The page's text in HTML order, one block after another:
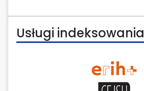
Usługi indeksowania